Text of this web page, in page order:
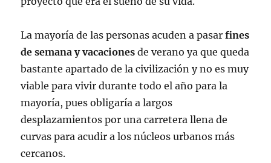
La mayoría de las personas acuden a pasarfines
de semana y vacaciones de verano ya que queda
bastante apartado de la civilización y no es muy
viable para vivir durante todo el año para la
mayoría, pues obligaría a largos
desplazamientos por una carretera llena de
curvas para acudir a los núcleos urbanos más
cercanos.